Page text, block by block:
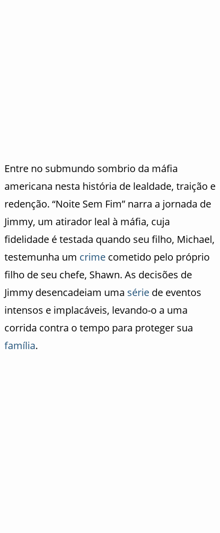
Entre no submundo sombrio da máfia
americana nesta história de lealdade, traição e
redenção. “Noite Sem Fim” narra a jornada de
Jimmy, um atirador leal à máfia, cuja
fidelidade é testada quando seu filho, Michael,
testemunha um crimecometido pelo próprio
filho de seu chefe, Shawn. As decisões de
Jimmy desencadeiam uma sériede eventos
intensos e implacáveis, levando-o a uma
corrida contra o tempo para proteger sua
família.